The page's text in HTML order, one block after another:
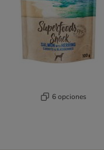
6 opciones